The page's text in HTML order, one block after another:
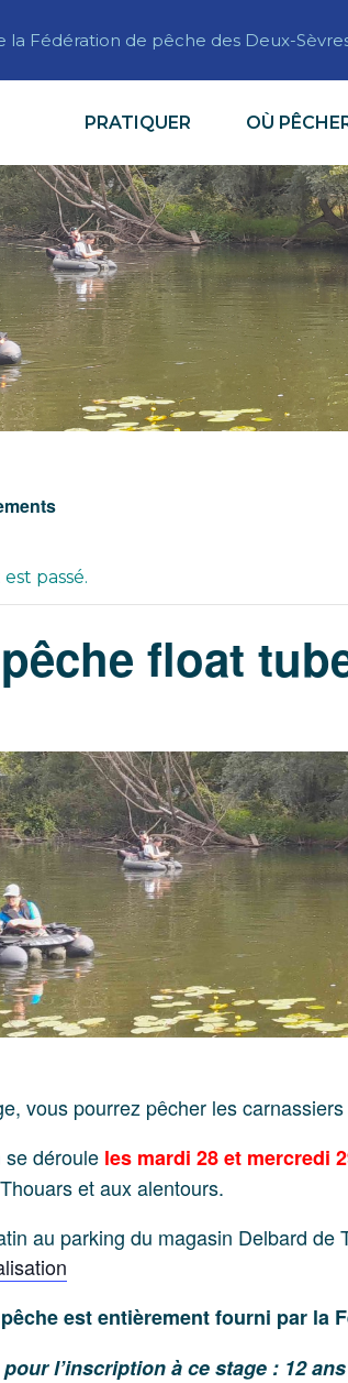
la Fédération de pêche des Deux-
PRATIQUER OÙ
passé.
float
vous pourrez pêcher les
déroule les mardi 28 et mercredi
et aux alentours.
au parking du magasin Delbard de
est entièrement fourni par la
l’inscription à ce stage : 12